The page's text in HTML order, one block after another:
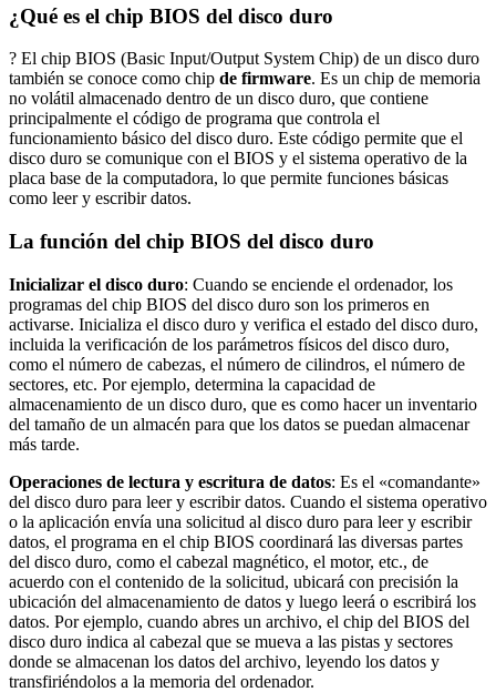
¿Qué es el chip BIOS del disco duro
? El chip BIOS (Basic Input/Output System Chip) de un disco duro
también se conoce como chip de firmware. Es un chip de memoria
no volátil almacenado dentro de un disco duro, que contiene
principalmente el código de programa que controla el
funcionamiento básico del disco duro. Este código permite que el
disco duro se comunique con el BIOS y el sistema operativo de la
placa base de la computadora, lo que permite funciones básicas
como leer y escribir datos.
La función del chip BIOS del disco duro
Inicializar el disco duro: Cuando se enciende el ordenador, los
programas del chip BIOS del disco duro son los primeros en
activarse. Inicializa el disco duro y verifica el estado del disco duro,
incluida la verificación de los parámetros físicos del disco duro,
como el número de cabezas, el número de cilindros, el número de
sectores, etc. Por ejemplo, determina la capacidad de
almacenamiento de un disco duro, que es como hacer un inventario
del tamaño de un almacén para que los datos se puedan almacenar
más tarde.
Operaciones de lectura y escritura de datos: Es el «comandante»
del disco duro para leer y escribir datos. Cuando el sistema operativo
o la aplicación envía una solicitud al disco duro para leer y escribir
datos, el programa en el chip BIOS coordinará las diversas partes
del disco duro, como el cabezal magnético, el motor, etc., de
acuerdo con el contenido de la solicitud, ubicará con precisión la
ubicación del almacenamiento de datos y luego leerá o escribirá los
datos. Por ejemplo, cuando abres un archivo, el chip del BIOS del
disco duro indica al cabezal que se mueva a las pistas y sectores
donde se almacenan los datos del archivo, leyendo los datos y
transfiriéndolos a la memoria del ordenador.